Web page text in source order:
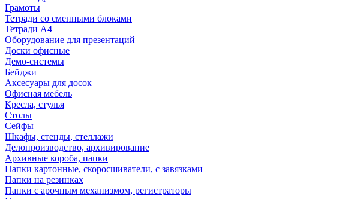
Грамоты
Тетради со сменными блоками
Тетради А4
Оборудование для презентаций
Доски офисные
Демо-системы
Бейджи
Аксесуары для досок
Офисная мебель
Кресла, стулья
Столы
Сейфы
Шкафы, стенды, стеллажи
Делопроизводство, архивирование
Архивные короба, папки
Папки картонные, скоросшиватели, с завязками
Папки на резинках
Папки с арочным механизмом, регистраторы